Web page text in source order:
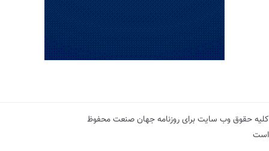
کلیه حقوق وب سایت برای روزنامه جهان صنعت محفوظ
است